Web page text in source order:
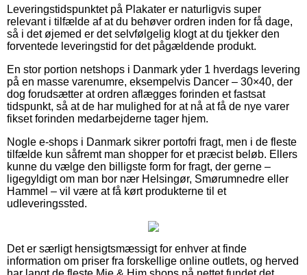
Leveringstidspunktet på Plakater er naturligvis super
relevant i tilfælde af at du behøver ordren inden for få dage,
så i det øjemed er det selvfølgelig klogt at du tjekker den
forventede leveringstid for det pågældende produkt.
En stor portion netshops i Danmark yder 1 hverdags levering
på en masse varenumre, eksempelvis Dancer – 30×40, der
dog forudsætter at ordren aflægges forinden et fastsat
tidspunkt, så at de har mulighed for at nå at få de nye varer
fikset forinden medarbejderne tager hjem.
Nogle e-shops i Danmark sikrer portofri fragt, men i de fleste
tilfælde kun såfremt man shopper for et præcist beløb. Ellers
kunne du vælge den billigste form for fragt, der gerne –
ligegyldigt om man bor nær Helsingør, Smørumnedre eller
Hammel – vil være at få kørt produkterne til et
udleveringssted.
Det er særligt hensigtsmæssigt for enhver at finde
information om priser fra forskellige online outlets, og herved